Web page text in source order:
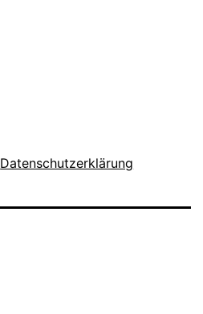
Datenschutzerklärung